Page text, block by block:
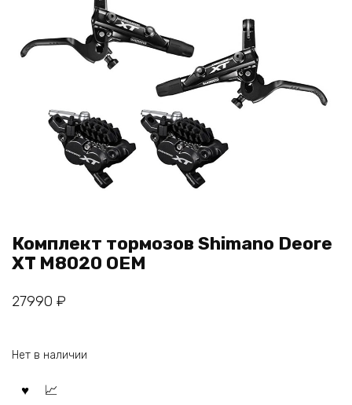
Комплект тормозов Shimano Deore
XT M8020 OEM
27990 ₽
Нет в наличии